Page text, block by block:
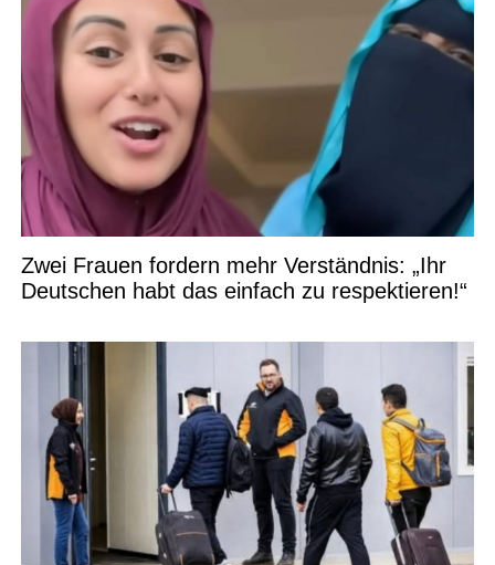
Zwei Frauen fordern mehr Verständnis: „Ihr
Deutschen habt das einfach zu respektieren!“